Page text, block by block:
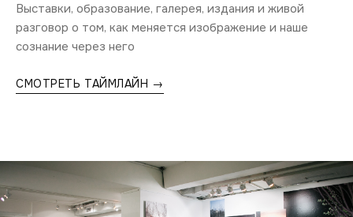
Выставки, образование, галерея, издания и живой
разговор о том, как меняется изображение и наше
сознание через него
СМОТРЕТЬ ТАЙМЛАЙН →